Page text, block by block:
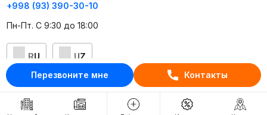
Перезвоните мне Контакты
+998 (93) 390-30-10
Пн-Пт. С 9:30 до 18:00
RU UZ
Контакты
О проекте